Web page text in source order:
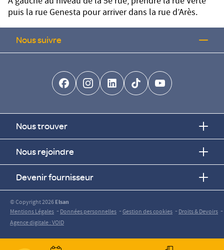
puis la rue Genesta pour arriver dans la rue d’Arès.
Nous suivre
facebook-brands
instagramlinkedin-brands
tiktok-brands
youtube
Nous trouver
Nous rejoindre
Devenir fournisseur
© Copyright 2026Elsan
Mentions Légales -Données personnelles -Gestion des cookies -Droits & Devoirs -
Agence digitale : VOID